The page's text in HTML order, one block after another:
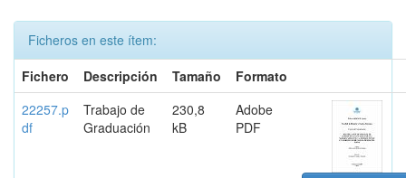
Ficheros en este ítem:
Fichero
Descripción Tamaño
Formato
22257.p
df
Trabajo de
Graduación
230,8
kB
Adobe
PDF